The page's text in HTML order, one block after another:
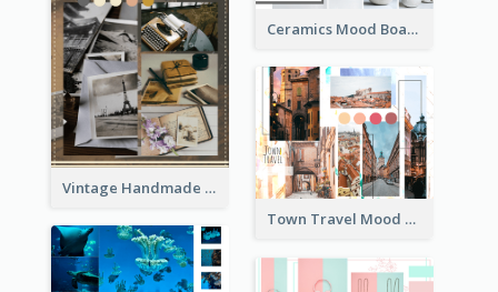
Ceramics Mood Board
Vintage Handmade Mood Board
Town Travel Mood Board